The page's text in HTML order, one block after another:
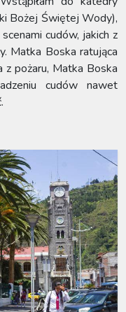
Bożej Świętej Wody),
cudów, jakich z
Matka Boska ratująca
z pożaru, Matka Boska
cudów nawet